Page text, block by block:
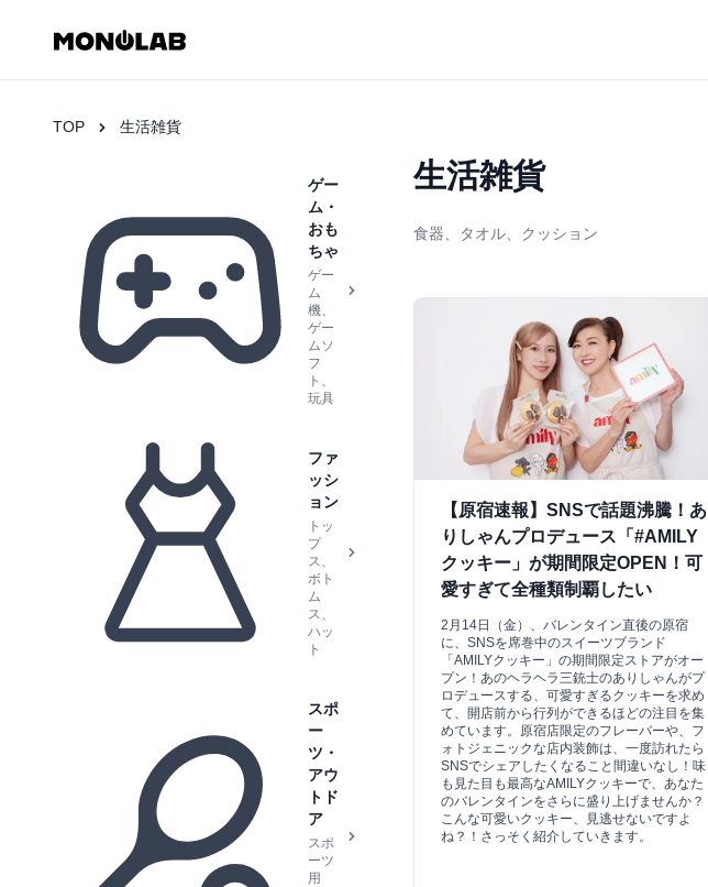
TOP 生活雑貨
ゲー
ム・
おも
ちゃ
ゲー
ム
機、
ゲー
ムソ
フ
ト、
玩具
ファ
ッシ
ョン
トッ
プ
ス、
ボト
ム
ス、
ハッ
ト
スポ
ー
ツ・
アウ
トド
ア
スポ
ーツ
用
生活雑貨
食器、タオル、クッション
【原宿速報】SNSで話題沸騰！あ
りしゃんプロデュース「#AMILY
クッキー」が期間限定OPEN！可
愛すぎて全種類制覇したい
2月14日（金）、バレンタイン直後の原宿
に、SNSを席巻中のスイーツブランド
「AMILYクッキー」の期間限定ストアがオー
プン！あのヘラヘラ三銃士のありしゃんがプ
ロデュースする、可愛すぎるクッキーを求め
て、開店前から行列ができるほどの注目を集
めています。原宿店限定のフレーバーや、フ
ォトジェニックな店内装飾は、一度訪れたら
SNSでシェアしたくなること間違いなし！味
も見た目も最高なAMILYクッキーで、あなた
のバレンタインをさらに盛り上げませんか？
こんな可愛いクッキー、見逃せないですよ
ね？！さっそく紹介していきます。